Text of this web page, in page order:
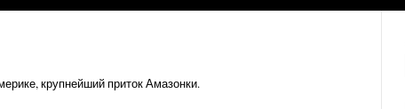
крупнейший приток Амазонки.